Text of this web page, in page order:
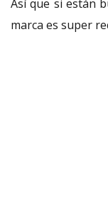
Así que si están
marca es super